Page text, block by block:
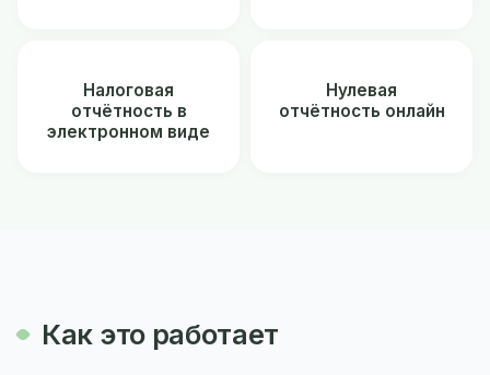
Налоговая
отчётность в
электронном виде
Нулевая
отчётность онлайн
Как это работает